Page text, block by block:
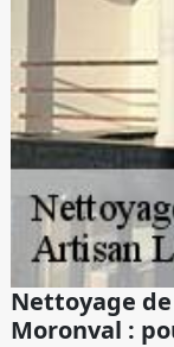
Nettoyage
Moronval :